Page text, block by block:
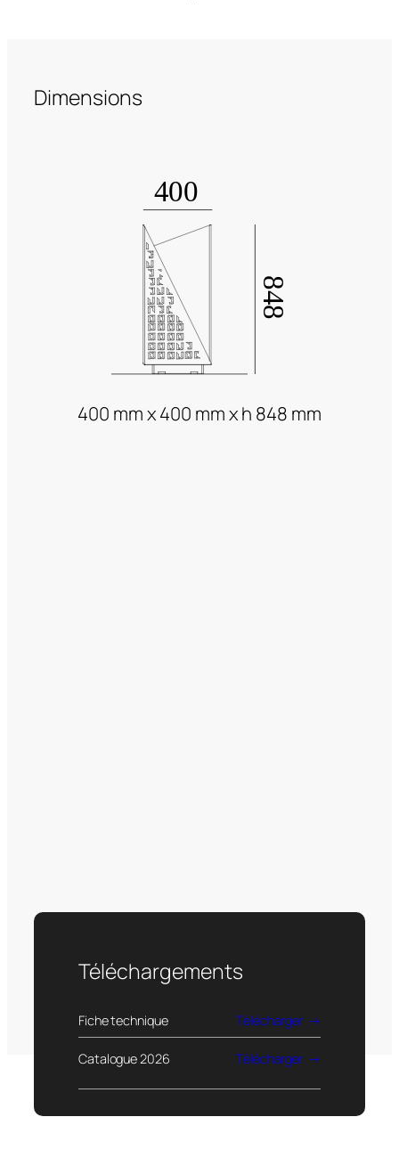
Dimensions
400 mm x 400 mm x h 848 mm
Téléchargements
Fiche technique Télécharger
Catalogue 2026 Télécharger